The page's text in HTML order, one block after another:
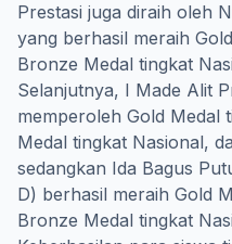
Prestasi juga diraih oleh
yang berhasil meraih
Bronze Medal tingkat
Selanjutnya, I Made Alit
memperoleh Gold Medal
Medal tingkat Nasional,
sedangkan Ida Bagus
D) berhasil meraih Gold
Bronze Medal tingkat